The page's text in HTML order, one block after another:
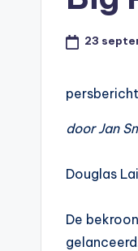
23
persbericht
door Jan
Douglas
De